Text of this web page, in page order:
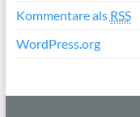
Kommentare als RSS
WordPress.org